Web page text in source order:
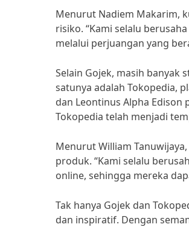
Menurut Nadiem Makarim,
risiko. “Kami selalu
melalui perjuangan yang
Selain Gojek, masih banyak
satunya adalah Tokopedia,
dan Leontinus Alpha Edison
Tokopedia telah menjadi
Menurut William
produk. “Kami selalu
online, sehingga mereka
Tak hanya Gojek dan
dan inspiratif. Dengan